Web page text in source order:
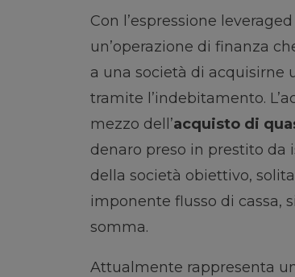
Con l’espressione
un’operazione di finanza
a una società di acquisirne
tramite l’indebitamento.
mezzo dell’acquisto di
denaro preso in prestito da
della società obiettivo,
imponente flusso di cassa,
somma.
Attualmente rappresenta